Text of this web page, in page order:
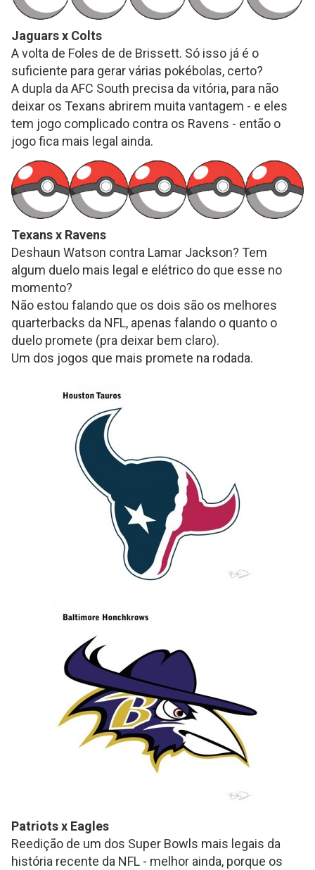
Jaguars x Colts
A volta de Foles de de Brissett. Só isso já é o
suficiente para gerar várias pokébolas, certo?
A dupla da AFC South precisa da vitória, para não
deixar os Texans abrirem muita vantagem - e eles
tem jogo complicado contra os Ravens - então o
jogo fica mais legal ainda.
Texans x Ravens
Deshaun Watson contra Lamar Jackson? Tem
algum duelo mais legal e elétrico do que esse no
momento?
Não estou falando que os dois são os melhores
quarterbacks da NFL, apenas falando o quanto o
duelo promete (pra deixar bem claro).
Um dos jogos que mais promete na rodada.
Patriots x Eagles
Reedição de um dos Super Bowls mais legais da
história recente da NFL - melhor ainda, porque os